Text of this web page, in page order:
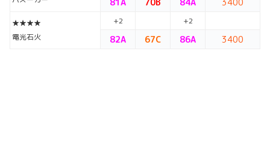
★★★★
電光石火
+2 +2
82A 67C 86A 3400